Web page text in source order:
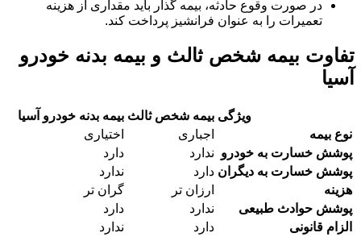
در صورت وقوع حادثه، بیمه گذار باید مقداری از هزینه
تعمیرات را به عنوان فرانشیز پرداخت کند.
تفاوت بیمه شخص ثالث و بیمه بدنه خودرو
آسیا
ویژگی بیمه شخص ثالث بیمه بدنه خودرو آسیا
نوع بیمه
اجباری
اختیاری
پوشش خسارت به خودرو ندارد
دارد
پوشش خسارت به دیگران دارد
ندارد
هزینه
ارزان تر
گران تر
پوشش حوادث طبیعی
ندارد
دارد
الزام قانونی
دارد ندارد